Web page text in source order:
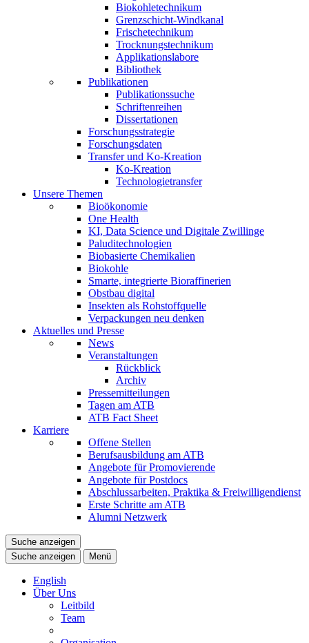
Biokohletechnikum
Grenzschicht-Windkanal
Frischetechnikum
Trocknungstechnikum
Applikationslabore
Bibliothek
Publikationen
Publikationssuche
Schriftenreihen
Dissertationen
Forschungsstrategie
Forschungsdaten
Transfer und Ko-Kreation
Ko-Kreation
Technologietransfer
Unsere Themen
Bioökonomie
One Health
KI, Data Science und Digitale Zwillinge
Paluditechnologien
Biobasierte Chemikalien
Biokohle
Smarte, integrierte Bioraffinerien
Obstbau digital
Insekten als Rohstoffquelle
Verpackungen neu denken
Aktuelles und Presse
News
Veranstaltungen
Rückblick
Archiv
Pressemitteilungen
Tagen am ATB
ATB Fact Sheet
Karriere
Offene Stellen
Berufsausbildung am ATB
Angebote für Promovierende
Angebote für Postdocs
Abschlussarbeiten, Praktika & Freiwilligendienst
Erste Schritte am ATB
Alumni Netzwerk
Suche anzeigen
Suche anzeigen
Menü
English
Über Uns
Leitbild
Team